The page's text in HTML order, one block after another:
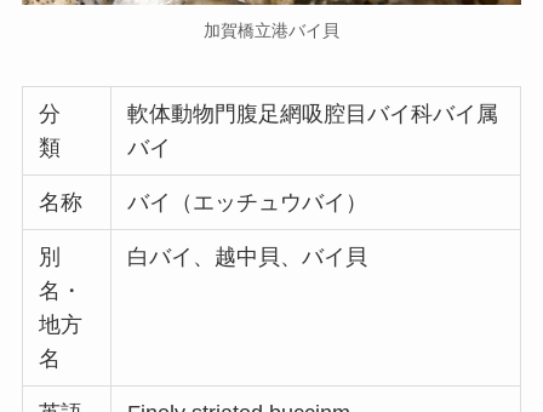
加賀橋立港バイ貝
分
類
軟体動物門腹足網吸腔目バイ科バイ属
バイ
名称 バイ（エッチュウバイ）
別
名・
地方
名
白バイ、越中貝、バイ貝